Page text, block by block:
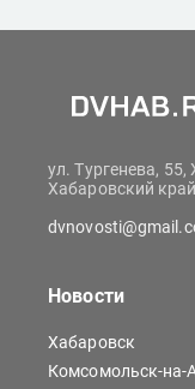
ул. Тургенева, 55,
Хабаровский
Новости
Хабаровск
Комсомольск-на-